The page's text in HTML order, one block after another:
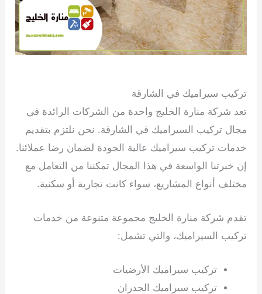
تركيب سيراميك في الشارقة
تعد شركة منارة الخليج واحدة من الشركات الرائدة في
مجال تركيب السيراميك في الشارقة. نحن نلتزم بتقديم
خدمات تركيب سيراميك عالية الجودة لضمان رضا عملائنا.
إن خبرتنا الواسعة في هذا المجال تمكننا من التعامل مع
مختلف أنواع المشاريع، سواء كانت تجارية أو سكنية.
تقدم شركة منارة الخليج مجموعة متنوعة من خدمات
تركيب السيراميك، والتي تشمل:
تركيب سيراميك الأرضيات
تركيب سيراميك الجدران